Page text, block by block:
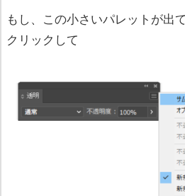
もし、この小さいパレットが出
クリックして